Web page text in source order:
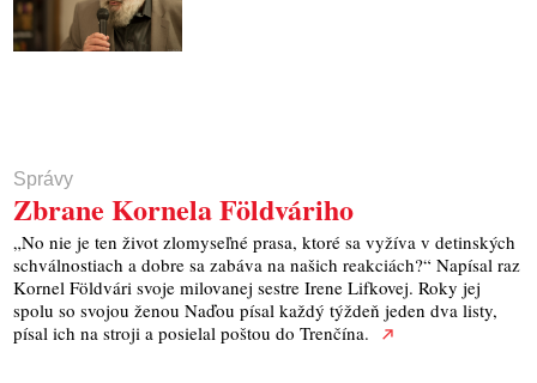
Správy
Zbrane Kornela Földváriho
„No nie je ten život zlomyseľné prasa, ktoré sa vyžíva v detinských
schválnostiach a dobre sa zabáva na našich reakciách?“ Napísal raz
Kornel Földvári svoje milovanej sestre Irene Lifkovej. Roky jej
spolu so svojou ženou Naďou písal každý týždeň jeden dva listy,
písal ich na stroji a posielal poštou do Trenčína.